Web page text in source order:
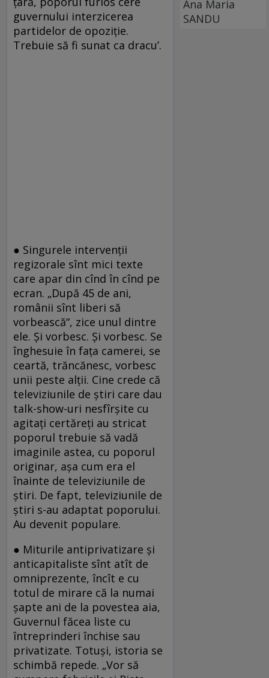
guvernului interzicerea
partidelor de opoziţie.
Trebuie să fi sunat ca dracu’.
● Singurele intervenţii
regizorale sînt mici texte
care apar din cînd în cînd pe
ecran. „După 45 de ani,
românii sînt liberi să
vorbească“, zice unul dintre
ele. Şi vorbesc. Şi vorbesc. Se
înghesuie în faţa camerei, se
ceartă, trăncănesc, vorbesc
unii peste alţii. Cine crede că
televiziunile de ştiri care dau
talk-show-uri nesfîrşite cu
agitaţi certăreţi au stricat
poporul trebuie să vadă
imaginile astea, cu poporul
originar, aşa cum era el
înainte de televiziunile de
ştiri. De fapt, televiziunile de
ştiri s-au adaptat poporului.
Au devenit populare.
● Miturile antiprivatizare şi
anticapitaliste sînt atît de
omniprezente, încît e cu
totul de mirare că la numai
şapte ani de la povestea aia,
Guvernul făcea liste cu
întreprinderi închise sau
privatizate. Totuşi, istoria se
schimbă repede. „Vor să
Ana Maria
SANDU